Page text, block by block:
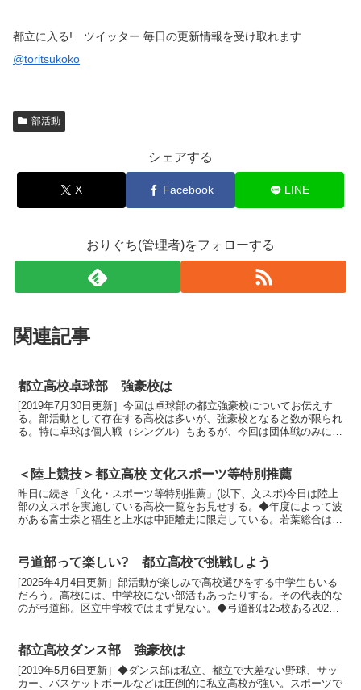
都立に入る! ツイッター 毎日の更新情報を受け取れます
@toritsukoko
部活動
シェアする
X Facebook LINE
おりぐち(管理者)をフォローする
関連記事
都立高校卓球部 強豪校は
[2019年7月30日更新］今回は卓球部の都立強豪校についてお伝えす
る。部活動として存在する高校は多いが、強豪校となると数が限られ
る。特に卓球は個人戦（シングル）もあるが、今回は団体戦のみに注
＜陸上競技＞都立高校 文化スポーツ等特別推薦
昨日に続き「文化・スポーツ等特別推薦」(以下、文スポ)今日は陸上
部の文スポを実施している高校一覧をお見せする。◆年度によって波
がある富士森と福生と上水は中距離走に限定している。若葉総合は中
弓道部って楽しい? 都立高校で挑戦しよう
[2025年4月4日更新］部活動が楽しみで高校選びをする中学生もいる
だろう。高校には、中学校にない部活もあったりする。その代表的な
のが弓道部。区立中学校ではまず見ない。◆弓道部は25校ある2025
都立高校ダンス部 強豪校は
[2019年5月6日更新］◆ダンス部は私立、都立で大差ない野球、サッ
カー、バスケットボールなどは圧倒的に私立高校が強い。スポーツで